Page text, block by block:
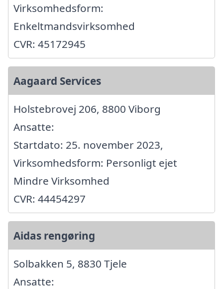
Virksomhedsform:
Enkeltmandsvirksomhed
CVR: 45172945
Aagaard Services
Holstebrovej 206, 8800 Viborg
Ansatte:
Startdato: 25. november 2023,
Virksomhedsform: Personligt ejet
Mindre Virksomhed
CVR: 44454297
Aidas rengøring
Solbakken 5, 8830 Tjele
Ansatte: